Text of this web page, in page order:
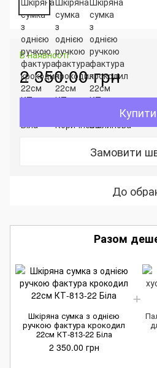
В наявності
2 350.00 грн
Купити
Замовити
До
Разом
Шкіряна сумка з однією
ручкою фактура крокодил
22см КТ-813-22 Біла
2 350.00 грн